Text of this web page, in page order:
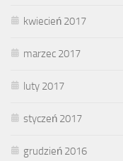
kwiecień 2017
marzec 2017
luty 2017
styczeń 2017
grudzień 2016